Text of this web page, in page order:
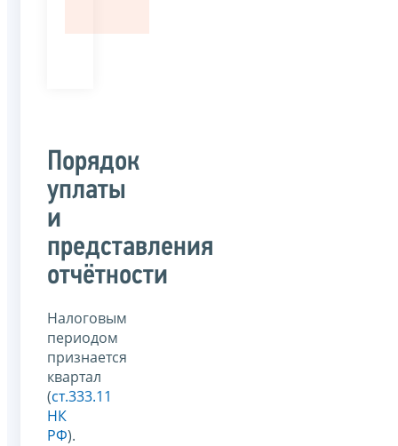
Порядок
уплаты
и
представления
отчётности
Налоговым
периодом
признается
квартал
(ст.333.11
НК
РФ).